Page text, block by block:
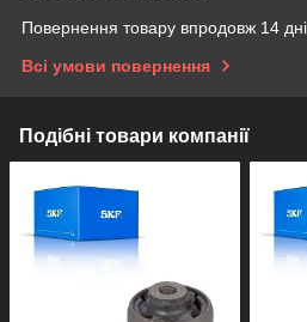
Повернення товару впродовж 14
Всі умови повернення
Подібні товари компанії